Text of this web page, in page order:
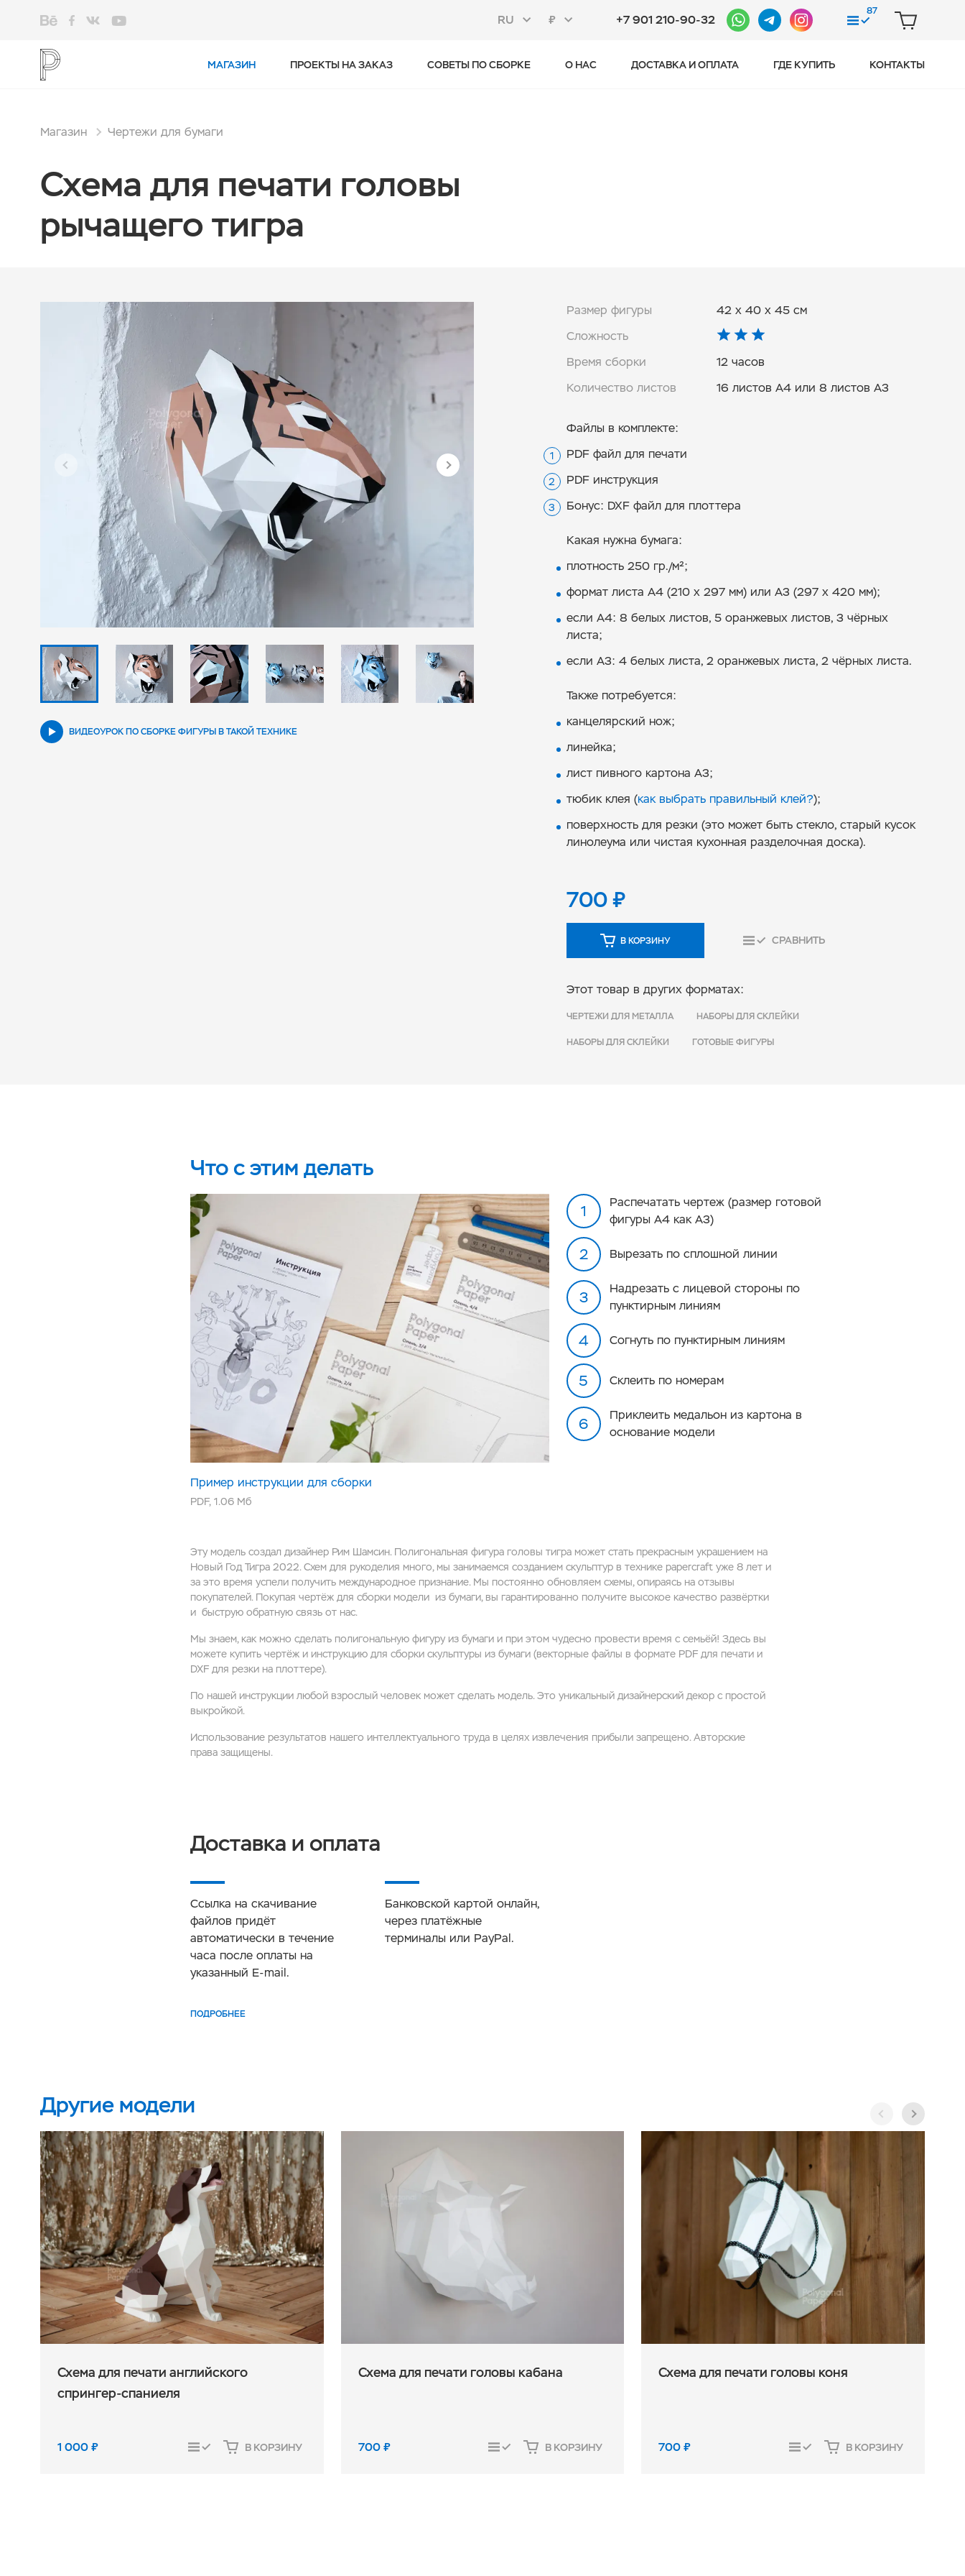
RU ₽ +7 901 210-90-32
87
СРАВНЕНИЕКОРЗИНА
МАГАЗИН ПРОЕКТЫ НА ЗАКАЗ СОВЕТЫ ПО СБОРКЕ О НАС ДОСТАВКА И ОПЛАТА ГДЕ КУПИТЬ КОНТАКТЫ
Магазин Чертежи для бумаги
Схема для печати головы
рычащего тигра
ВИДЕОУРОК ПО СБОРКЕ ФИГУРЫ В ТАКОЙ ТЕХНИКЕ
Размер фигуры
42 x 40 x 45 см
Сложность
Время сборки
12 часов
Количество листов
16 листов А4 или 8 листов А3
Файлы в комплекте:
PDF файл для печати
PDF инструкция
Бонус: DXF файл для плоттера
Какая нужна бумага:
плотность 250 гр./м²;
формат листа А4 (210 x 297 мм) или А3 (297 x 420 мм);
если А4: 8 белых листов, 5 оранжевых листов, 3 чёрных
листа;
если А3: 4 белых листа, 2 оранжевых листа, 2 чёрных листа.
Также потребуется:
канцелярский нож;
линейка;
лист пивного картона А3;
тюбик клея (как выбрать правильный клей?);
поверхность для резки (это может быть стекло, старый кусок
линолеума или чистая кухонная разделочная доска).
700₽
В КОРЗИНУ СРАВНИТЬ
Этот товар в других форматах:
ЧЕРТЕЖИ ДЛЯ МЕТАЛЛА НАБОРЫ ДЛЯ СКЛЕЙКИ
НАБОРЫ ДЛЯ СКЛЕЙКИ ГОТОВЫЕ ФИГУРЫ
Что с этим делать
Пример инструкции для сборки
PDF,1.06 Мб
Распечатать чертеж (размер готовой
фигуры А4 как А3)
Вырезать по сплошной линии
Надрезать с лицевой стороны по
пунктирным линиям
Согнуть по пунктирным линиям
Склеить по номерам
Приклеить медальон из картона в
основание модели
Эту модель создал дизайнер Рим Шамсин. Полигональная фигура головы тигра может стать прекрасным украшением на
Новый Год Тигра 2022. Схем для рукоделия много, мы занимаемся созданием скульптур в технике papercraft уже 8 лет и
за это время успели получить международное признание. Мы постоянно обновляем схемы, опираясь на отзывы
покупателей. Покупая чертёж для сборки модели из бумаги, вы гарантированно получите высокое качество развёртки
и быструю обратную связь от нас.
Мы знаем, как можно сделать полигональную фигуру из бумаги и при этом чудесно провести время с семьёй! Здесь вы
можете купить чертёж и инструкцию для сборки скульптуры из бумаги (векторные файлы в формате PDF для печати и
DXF для резки на плоттере).
По нашей инструкции любой взрослый человек может сделать модель. Это уникальный дизайнерский декор с простой
выкройкой.
Использование результатов нашего интеллектуального труда в целях извлечения прибыли запрещено. Авторские
права защищены.
Доставка и оплата
Ссылка на скачивание
файлов придёт
автоматически в течение
часа после оплаты на
указанный E-mail.
Банковской картой онлайн,
через платёжные
терминалы или PayPal.
ПОДРОБНЕЕ
Другие модели
Схема для печати английского
спрингер-спаниеля
1 000₽ СРАВНИТЬ В КОРЗИНУ
Схема для печати головы кабана
700₽ СРАВНИТЬ В КОРЗИНУ
Схема для печати головы коня
700₽ СРАВНИТЬ В КОРЗИНУ